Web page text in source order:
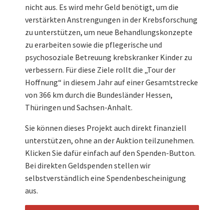
nicht aus. Es wird mehr Geld benötigt, um die
verstärkten Anstrengungen in der Krebsforschung
zu unterstützen, um neue Behandlungskonzepte
zu erarbeiten sowie die pflegerische und
psychosoziale Betreuung krebskranker Kinder zu
verbessern. Für diese Ziele rollt die „Tour der
Hoffnung“ in diesem Jahr auf einer Gesamtstrecke
von 366 km durch die Bundesländer Hessen,
Thüringen und Sachsen-Anhalt.
Sie können dieses Projekt auch direkt finanziell
unterstützen, ohne an der Auktion teilzunehmen.
Klicken Sie dafür einfach auf den Spenden-Button.
Bei direkten Geldspenden stellen wir
selbstverständlich eine Spendenbescheinigung
aus.